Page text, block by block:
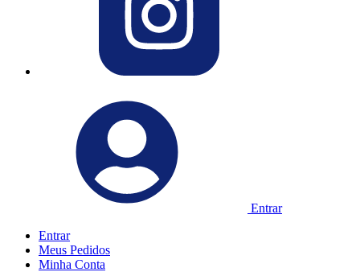
Entrar
Entrar
Meus Pedidos
Minha Conta